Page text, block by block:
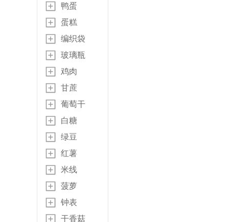
鸭蛋
蛋糕
编织袋
玻璃瓶
鸡肉
甘蔗
葡萄干
白糖
绿豆
红薯
米线
菠萝
钟表
干香菇